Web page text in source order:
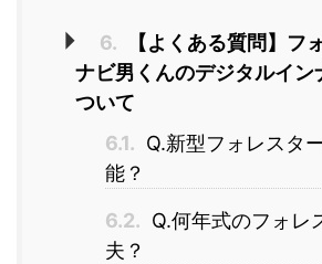
6.
【よくある質問】フ
ナビ男くんのデジタルイン
ついて
6.1. Q.新型フォレスタ
能？
6.2. Q.何年式のフォレ
夫？